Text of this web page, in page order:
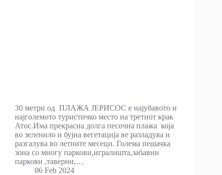
30 мeтри од ПЛАЖА ЈЕРИСОС е најубавото и
најголемото туристичко место на третиот крак
Атос.Има прекрасна долга песочна плажа која
во зеленило и бујна вегетација ве разладува и
разгалува во летните месеци. Голема пешачка
зона со многу паркови,игралишта,забавни
паркови ,таверни,…
06 Feb 2024